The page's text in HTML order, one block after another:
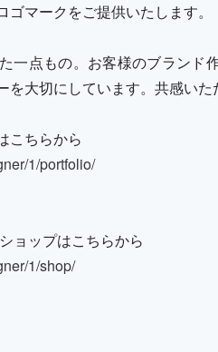
マークをご提供いたします。
一点もの。お客様のブランド
を大切にしています。共感いた
こちらから
1/portfolio/
ョップはこちらから
1/shop/